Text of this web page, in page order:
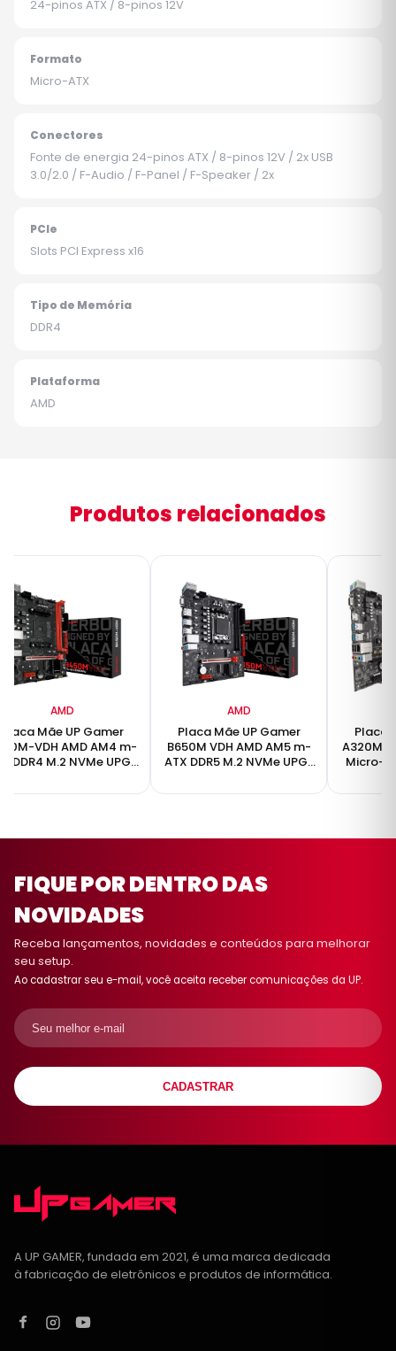
24-pinos ATX / 8-pinos 12V
Formato
Micro-ATX
Conectores
Fonte de energia 24-pinos ATX / 8-pinos 12V / 2x USB
3.0/2.0 / F-Audio / F-Panel / F-Speaker / 2x
PCIe
Slots PCI Express x16
Tipo de Memória
DDR4
Plataforma
AMD
Produtos relacionados
AMD
Placa Mãe UP Gamer
VDH AMD AM4 m-
DDR4 M.2 NVMe UPG-
AMD
Placa Mãe UP Gamer
B650M VDH AMD AM5 m-
ATX DDR5 M.2 NVMe UPG-
Placa
A320M
Micro-
FIQUE POR DENTRO DAS
NOVIDADES
Receba lançamentos, novidades e conteúdos para melhorar
seu setup.
Ao cadastrar seu e-mail, você aceita receber comunicações da UP.
CADASTRAR
A UP GAMER, fundada em 2021, é uma marca dedicada
à fabricação de eletrônicos e produtos de informática.